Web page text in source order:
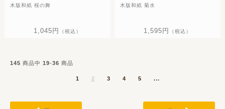
木版和紙 桜の舞
1,045円 （税込）
木版和紙 菊水
1,595円 （税込）
145 商品中 19-36 商品
1 2 3 4 5 ...